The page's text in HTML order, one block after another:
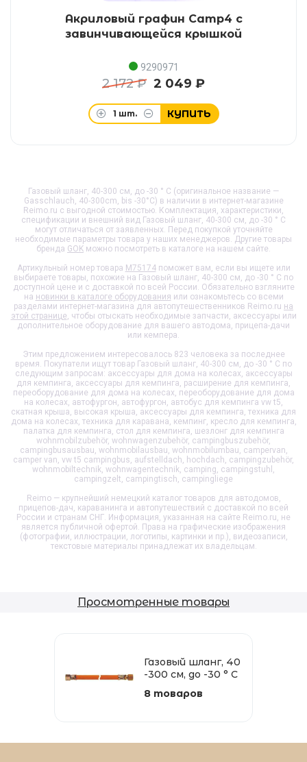
Акриловый графин Camp4 с
завинчивающейся крышкой
9290971
2 172 ₽ 2 049 ₽
1 шт. КУПИТЬ
Газовый шланг, 40-300 см, до -30 ° C (оригинальное название —
Gasschlauch, 40-300cm, bis -30°C) в наличии в интернет-магазине
Reimo.ru с выгодной стоимостью. Комплектация, характеристики,
спецификации и внешний вид Газовый шланг, 40-300 см, до -30 ° C
могут отличаться от заявленных. Перед покупкой уточняйте
необходимые параметры товара у наших менеджеров. Другие товары
бренда GOK можно посмотреть в каталоге на нашем сайте.
Артикульный номер товара M75174поможет вам, если вы ищете или
выбираете товары, похожие на Газовый шланг, 40-300 см, до -30 ° C по
доступной цене и с доставкой по всей России. Обязательно взгляните
на новинки в каталоге оборудования или ознакомьтесь со всеми
разделами интернет-магазина для автопутешественников Reimo.ru на
этой странице , чтобы отыскать необходимые запчасти, аксессуары или
дополнительное оборудование для вашего автодома, прицепа-дачи
или кемпера.
Этим предложением интересовалось 823 человека за последнее
время. Покупатели ищут товар Газовый шланг, 40-300 см, до -30 ° C по
следующим запросам: аксессуары для дома на колесах, аксессуары
для кемпинга, аксессуары для кемпинга, расширение для кемпинга,
переоборудование для дома на колесах, переоборудование для дома
на колесах, автофургон, автофургон, автобус для кемпинга vw t5,
скатная крыша, высокая крыша, аксессуары для кемпинга, техника для
дома на колесах, техника для каравана, кемпинг, кресло для кемпинга,
палатка для кемпинга, стол для кемпинга, шезлонг для кемпинга
wohnmobilzubehör, wohnwagenzubehör, campingbuszubehör,
campingbusausbau, wohnmobilausbau, wohnmobilumbau, campervan,
camper van, vw t5 campingbus, aufstelldach, hochdach, campingzubehör,
wohnmobiltechnik, wohnwagentechnik, camping, campingstuhl,
campingzelt, campingtisch, campingliege
Reimo — крупнейший немецкий каталог товаров для автодомов,
прицепов-дач, караванинга и автопутешествий с доставкой по всей
России и странам СНГ. Информация, указанная на сайте Reimo.ru, не
является публичной офертой. Права на графические изображения
(фотографии, иллюстрации, логотипы, картинки и пр.), видеозаписи,
текстовые материалы принадлежат их владельцам.
Просмотренные товары
Газовый шланг, 40
-300 см, до -30 ° C
8 товаров